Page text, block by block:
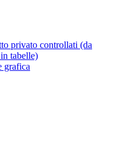
privato controllati (da
tabelle)
grafica